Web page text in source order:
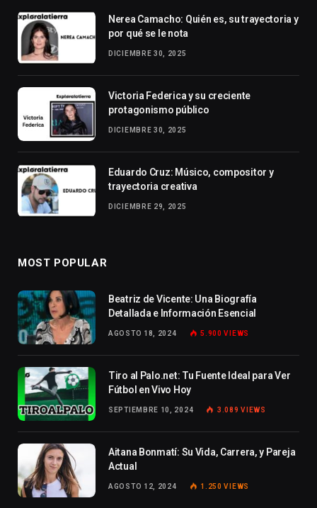
Nerea Camacho: Quién es, su trayectoria y
por qué se le nota
DICIEMBRE 30, 2025
Victoria Federica y su creciente
protagonismo público
DICIEMBRE 30, 2025
Eduardo Cruz: Músico, compositor y
trayectoria creativa
DICIEMBRE 29, 2025
MOST POPULAR
Beatriz de Vicente: Una Biografía
Detallada e Información Esencial
AGOSTO 18, 2024 5.900VIEWS
Tiro al Palo.net: Tu Fuente Ideal para Ver
Fútbol en Vivo Hoy
SEPTIEMBRE 10, 2024 3.089VIEWS
Aitana Bonmatí: Su Vida, Carrera, y Pareja
Actual
AGOSTO 12, 2024 1.250VIEWS